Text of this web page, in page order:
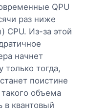
QPU
раз ниже
CPU. Из-за этой
начнет
только тогда,
поистине
объема
в квантовый